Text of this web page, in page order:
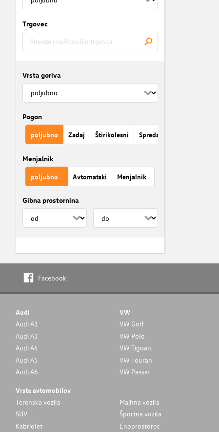
Trgovec
Vrsta goriva
Pogon
poljubno Zadaj Štirikolesni Spredaj
Menjalnik
poljubno Avtomatski Menjalnik
Gibna prostornina
Facebook
Audi
Audi A1
Audi A3
Audi A4
Audi A5
Audi A6
VW
VW Golf
VW Polo
VW Tiguan
VW Touran
VW Passat
Vrste avtomobilov
Terenska vozila
Majhna vozila
SUV
Športna vozila
Kabriolet
Enoprostorec